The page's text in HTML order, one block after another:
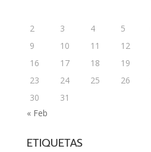
2
3 4 5
9
10 11 12
16
17 18 19
23
24 25 26
30
31
« Feb
ETIQUETAS